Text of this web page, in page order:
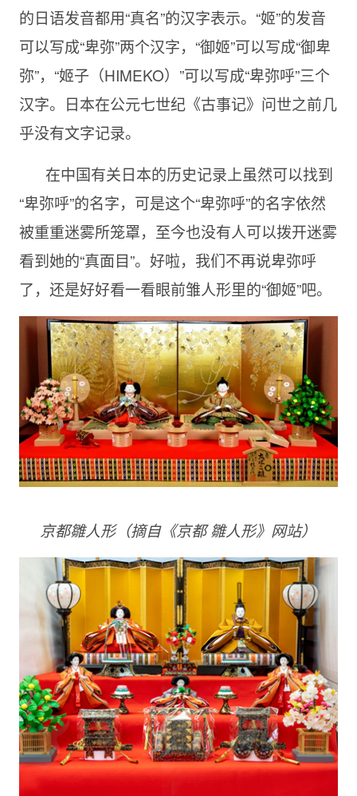
的日语发音都用“真名”的汉字表示。“姬”的发音
可以写成“卑弥”两个汉字，“御姬”可以写成“御卑
弥”，“姬子（HIMEKO）”可以写成“卑弥呼”三个
汉字。日本在公元七世纪《古事记》问世之前几
乎没有文字记录。
在中国有关日本的历史记录上虽然可以找到
“卑弥呼”的名字，可是这个“卑弥呼”的名字依然
被重重迷雾所笼罩，至今也没有人可以拨开迷雾
看到她的“真面目”。好啦，我们不再说卑弥呼
了，还是好好看一看眼前雏人形里的“御姬”吧。
京都雛人形（摘自《京都 雛人形》网站）